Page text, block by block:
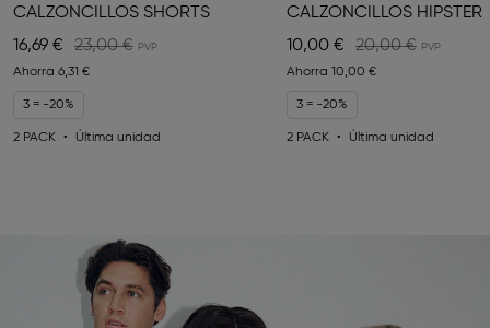
CALZONCILLOS SHORTS
16,69 €
23,00 €
Ahorra 6,31 €
3 = -20%
2 PACK Última unidad
CALZONCILLOS HIPSTER
10,00 €
20,00 €
Ahorra 10,00 €
3 = -20%
2 PACK Última unidad